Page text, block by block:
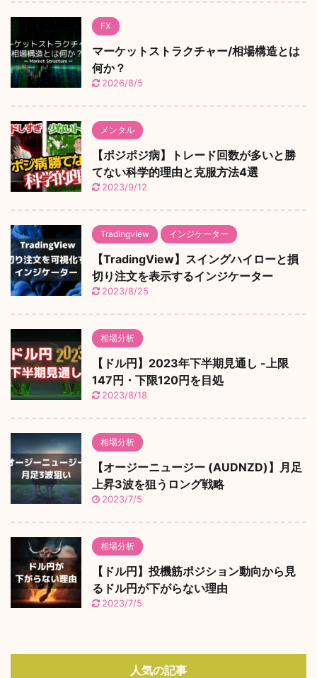
FX
マーケットストラクチャー/相場構造とは
何か？
2026/8/5
メンタル
【ポジポジ病】トレード回数が多いと勝
てない科学的理由と克服方法4選
2023/9/12
Tradingview インジケーター
【TradingView】スイングハイローと損
切り注文を表示するインジケーター
2023/8/25
相場分析
【ドル円】2023年下半期見通し -上限
147円・下限120円を目処
2023/8/18
相場分析
【オージーニュージー (AUDNZD)】月足
上昇3波を狙うロング戦略
2023/7/5
相場分析
【ドル円】投機筋ポジション動向から見
るドル円が下がらない理由
2023/7/5
人気の記事